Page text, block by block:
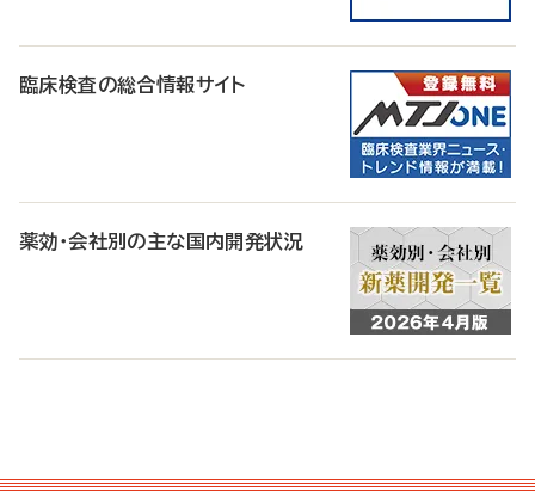
臨床検査の総合情報サイト
薬効・会社別の主な国内開発状況